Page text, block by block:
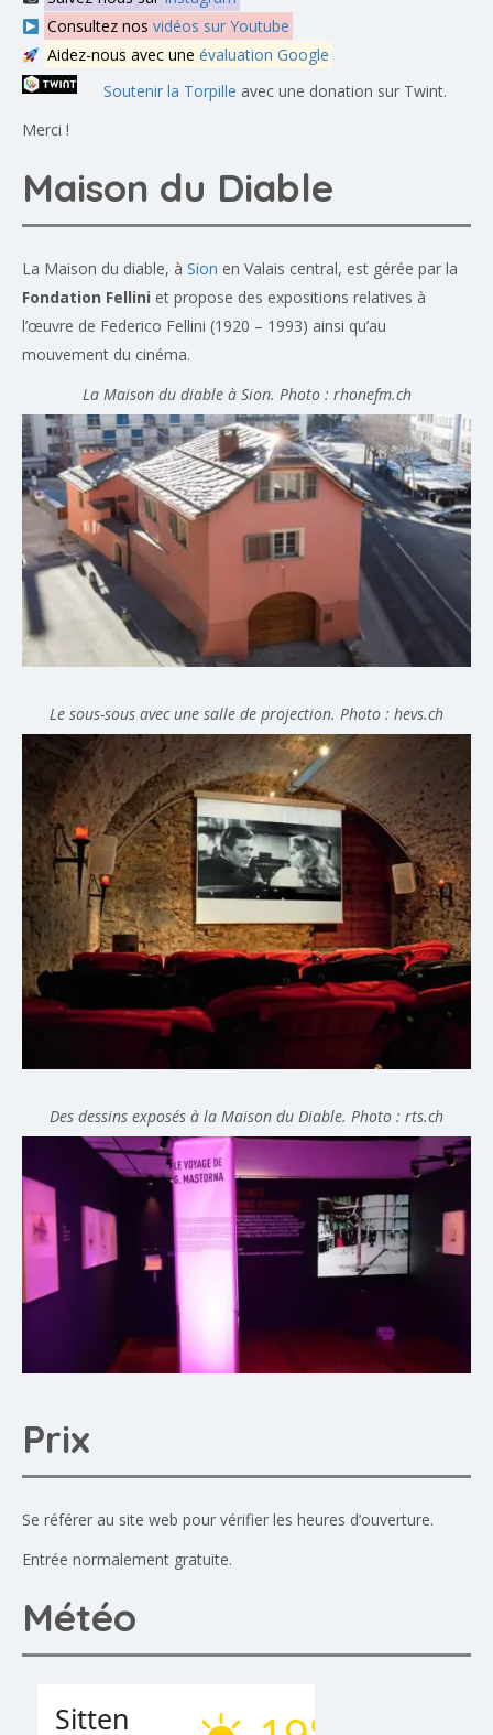
Consultez nos vidéos sur Youtube
Aidez-nous avec une évaluation Google
Soutenir la Torpille avec une donation sur Twint.
Merci !
Maison du Diable
La Maison du diable, à Sion en Valais central, est gérée par la
Fondation Fellini et propose des expositions relatives à
l’œuvre de Federico Fellini (1920 – 1993) ainsi qu’au
mouvement du cinéma.
La Maison du diable à Sion. Photo : rhonefm.ch
Le sous-sous avec une salle de projection. Photo : hevs.ch
Des dessins exposés à la Maison du Diable. Photo : rts.ch
Prix
Se référer au site web pour vérifier les heures d’ouverture.
Entrée normalement gratuite.
Météo